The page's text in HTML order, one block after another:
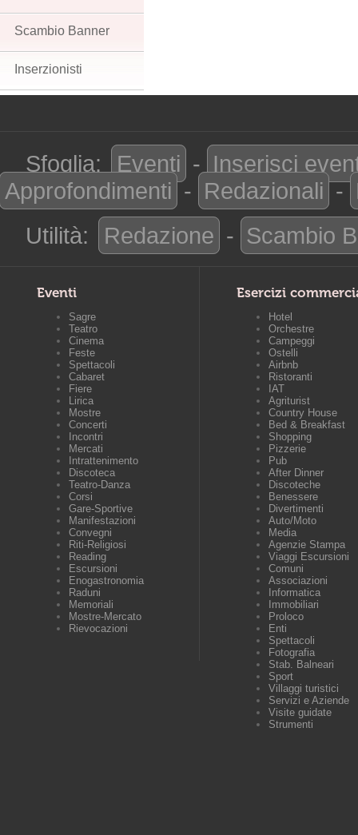
Scambio Banner
Inserzionisti
Sfoglia: Eventi - Inserisci
Approfondimenti - Redazionali -
Utilità:
Redazione - Scambio
Eventi
Sagre
Teatro
Cinema
Feste
Spettacoli
Cabaret
Fiere
Lirica
Mostre
Concerti
Incontri
Mercati
Intrattenimento
Discoteca
Teatro-Danza
Corsi
Gare-Sportive
Manifestazioni
Convegni
Riti-Religiosi
Reading
Escursioni
Enogastronomia
Raduni
Memoriali
Mostre-Mercato
Rievocazioni
Esercizi
Hotel
Orchestre
Campeggi
Ostelli
Airbnb
Ristoranti
IAT
Agriturist
Country House
Bed & Breakfast
Shopping
Pizzerie
Pub
After Dinner
Discoteche
Benessere
Divertimenti
Auto/Moto
Media
Agenzie Stampa
Viaggi Escursioni
Comuni
Associazioni
Informatica
Immobiliari
Proloco
Enti
Spettacoli
Fotografia
Stab. Balneari
Sport
Villaggi turistici
Servizi e Aziende
Visite guidate
Strumenti